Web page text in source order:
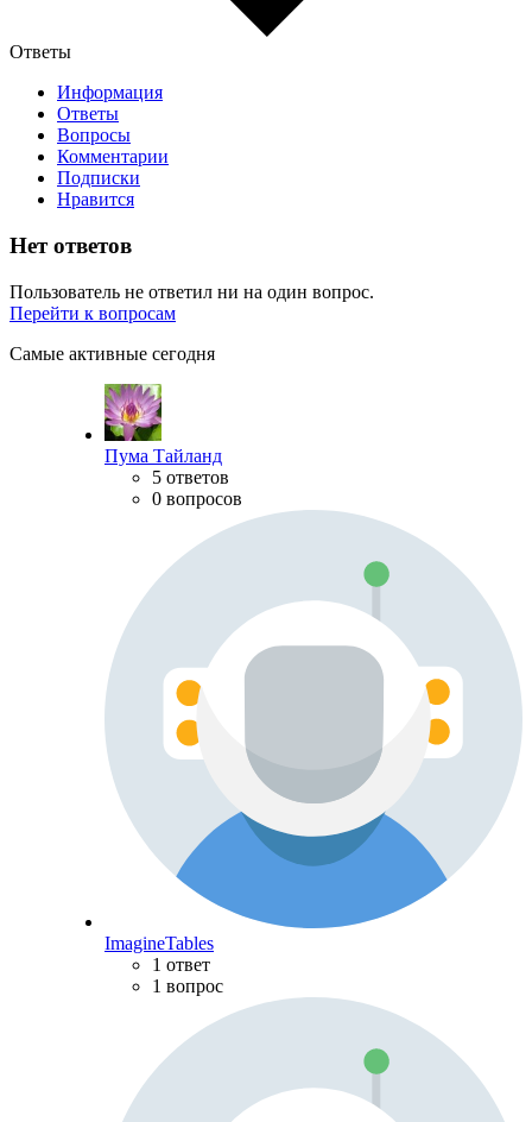
Ответы
Информация
Ответы
Вопросы
Комментарии
Подписки
Нравится
Нет ответов
Пользователь не ответил ни на один вопрос.
Перейти к вопросам
Самые активные сегодня
Пума Тайланд
5 ответов
0 вопросов
ImagineTables
1 ответ
1 вопрос